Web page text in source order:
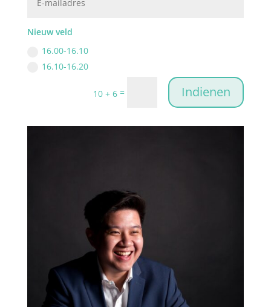
Nieuw veld
16.00-16.10
16.10-16.20
10 + 6 = Indienen